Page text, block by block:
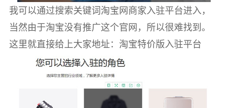
我可以通过搜索关键词淘宝网商家入驻平台进入，
当然由于淘宝没有推广这个官网，所以很难找到。
这里就直接给上大家地址：淘宝特价版入驻平台